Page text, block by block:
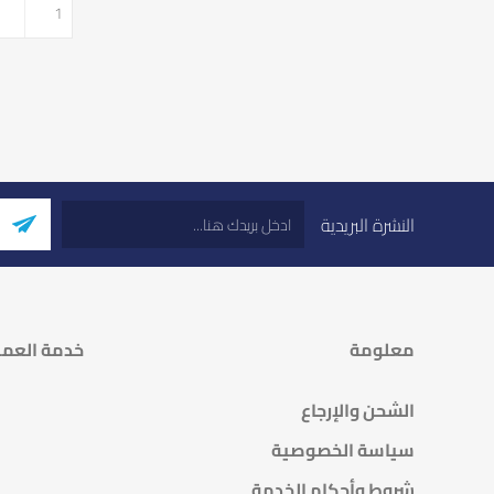
النشرة البريدية
معلومة
الشحن والإرجاع
سياسة الخصوصية
خدمة